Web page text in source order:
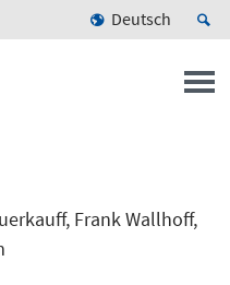
Deutsch
Frank Wallhoff,